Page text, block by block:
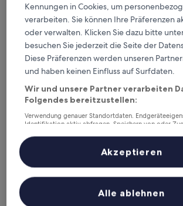
MAYA Apartments - Kasjotten - Skjetten—
km von Bahnhof Leirsund entfernt.
Hervorragend.
Empfohlene Unterkünfte
Preis
Deine Ausgangsbasis
Bahnhof Leirsund
Scandic Lillestrøm
Kennungen in Cookies, um
verarbeiten. Sie können Ihre Präferenzen
oder verwalten. Klicken Sie dazu bitte
besuchen Sie jederzeit die Seite der
Diese Präferenzen werden unseren
und haben keinen Einfluss auf Surfdaten.
Wir und unsere Partner verarbeiten
Folgendes bereitzustellen:
Verwendung genauer Standortdaten.
Identifikation aktiv abfragen. Speichern von oder
Inhalte, Messung von Werbeleistung und der
Zielgruppenforschung sowie Entwicklung und
Liste der Partner (Lieferanten)
Alle ablehnen
Akzeptieren